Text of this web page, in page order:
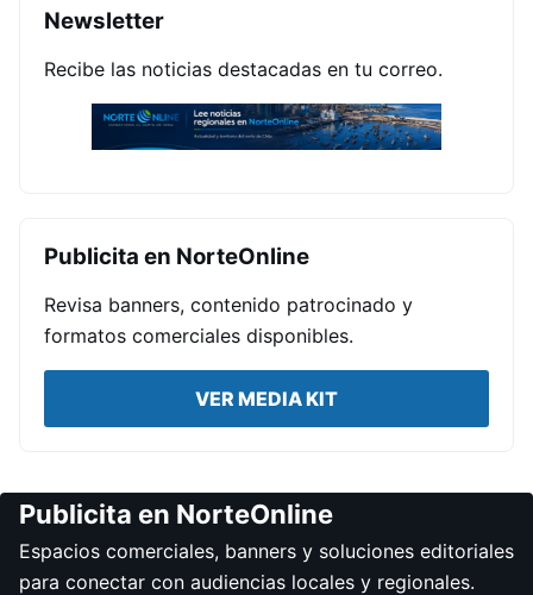
Newsletter
Recibe las noticias destacadas en tu correo.
Publicita en NorteOnline
Revisa banners, contenido patrocinado y
formatos comerciales disponibles.
VER MEDIA KIT
Publicita en NorteOnline
Espacios comerciales, banners y soluciones editoriales
para conectar con audiencias locales y regionales.